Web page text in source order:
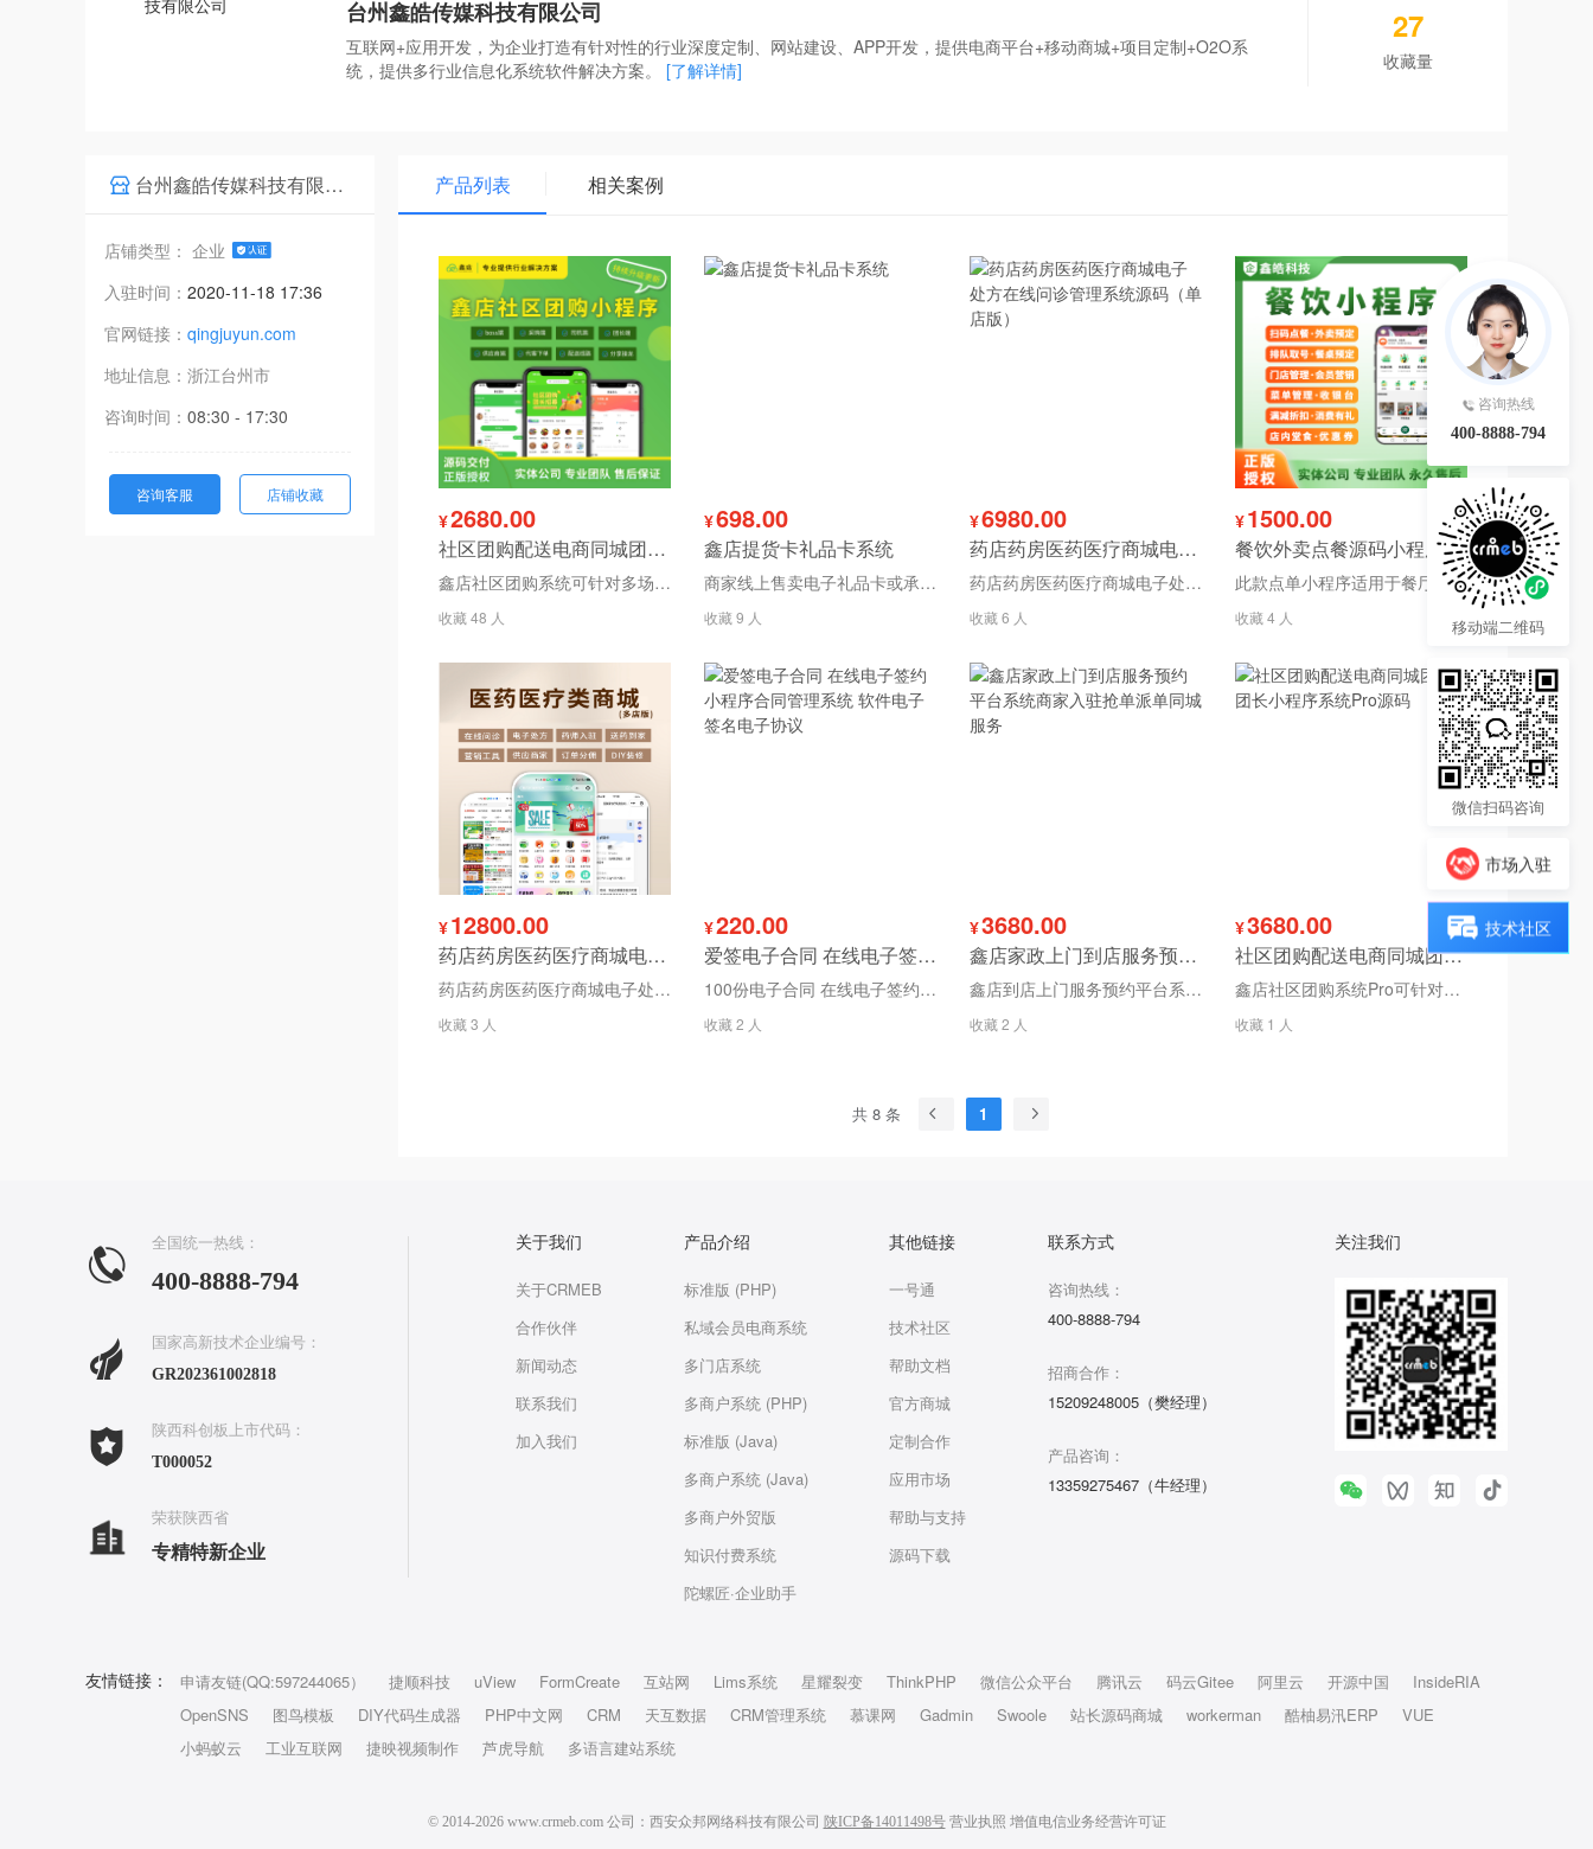
台州鑫皓传媒科技有限公司
互联网+应用开发，为企业打造有针对性的行业深度定制、网站建设、APP开发，提供电商平台+移动商城+项目定制+O2O系
统，提供多行业信息化系统软件解决方案。 [了解详情]
27
收藏量
台州鑫皓传媒科技有限公司
店铺类型： 企业
入驻时间： 2020-11-18 17:36
官网链接： qingjuyun.com
地址信息： 浙江台州市
咨询时间： 08:30 - 17:30
咨询客服 店铺收藏
产品列表 相关案例
¥2680.00
社区团购配送电商同城团购团长小程序系统源码
鑫店社区团购系统可针对多场景多领域定制开发适用社区团购各行业生鲜配送、食堂配送、农产品配送、果蔬采购平台，打造符合商家用户操作习惯与业务需求的社区团购系统
收藏 48 人
¥698.00
鑫店提货卡礼品卡系统
商家线上售卖电子礼品卡或承接批量定制实体礼品卡，用户购买后可自用可转赠送他人使用。
收藏 9 人
¥6980.00
药店药房医药医疗商城电子处方在线问诊管理系统源码（单店版）
药店药房医药医疗商城电子处方在线问诊管理系统是一种集成了电子处方、在线问诊、药品销售与管理等功能的综合性系统
收藏 6 人
¥1500.00
餐饮外卖点餐源码小程序扫码点餐会员收银自助下单奶茶咖啡点单
此款点单小程序适用于餐厅奶茶，饭店烧烤，甜品烘培等餐饮零售服务行业，提供外卖堂食，会员营销，厨打配送，财务收银，商品门店等功能应用模块。可提供私有化源码部署！
收藏 4 人
¥12800.00
药店药房医药医疗商城电子处方在线问诊管理系统源码（多店版）
药店药房医药医疗商城电子处方在线问诊管理系统是一种集成了电子处方、在线问诊、药品销售与管理等功能的综合性系统
收藏 3 人
¥220.00
爱签电子合同 在线电子签约小程序合同管理系统 软件电子签名电子协议
100份电子合同 在线电子签约小程序合同管理系统 软件电子签名电子协议
收藏 2 人
¥3680.00
鑫店家政上门到店服务预约平台系统商家入驻抢单派单同城服务
鑫店到店上门服务预约平台系统是一套基于互联网技术的数字化管理系统,旨在为消费者用户提供便捷的在线预约服务，同时帮助服务提供商(如家政、维修、美容等)高效管理订单、人员调度及服务流程。该系统通过整合线上预约、支付、评价等功能,实现服务供需双方的精准对接,提升用户体验和服务效率。
收藏 2 人
¥3680.00
社区团购配送电商同城团购团长小程序系统Pro源码
鑫店社区团购系统Pro可针对多场景多领域定制开发适用社区团购各行业生鲜配送、食堂配送、农产品配送、果蔬采购平台，打造符合商家用户操作习惯与业务需求的社区团购系统
收藏 1 人
共 8 条 1
咨询热线
400-8888-794
移动端二维码
微信扫码咨询
市场入驻
技术社区
全国统一热线：
400-8888-794
国家高新技术企业编号：
GR202361002818
陕西科创板上市代码：
T000052
荣获陕西省
专精特新企业
关于我们
关于CRMEB
合作伙伴
新闻动态
联系我们
加入我们
产品介绍
标准版 (PHP)
私域会员电商系统
多门店系统
多商户系统 (PHP)
标准版 (Java)
多商户系统 (Java)
多商户外贸版
知识付费系统
陀螺匠·企业助手
其他链接
一号通
技术社区
帮助文档
官方商城
定制合作
应用市场
帮助与支持
源码下载
联系方式
咨询热线：
400-8888-794
招商合作：
15209248005（樊经理）
产品咨询：
13359275467（牛经理）
关注我们
友情链接： 申请友链(QQ:597244065） 捷顺科技 uView FormCreate 互站网 Lims系统 星耀裂变 ThinkPHP 微信公众平台 腾讯云 码云Gitee 阿里云 开源中国
InsideRIA
OpenSNS
图鸟模板 DIY代码生成器 PHP中文网 CRM 天互数据 CRM管理系统 慕课网 Gadmin Swoole 站长源码商城 workerman 酷柚易汛ERP
VUE
小蚂蚁云
工业互联网 捷映视频制作 芦虎导航 多语言建站系统
© 2014-2026 www.crmeb.com 公司：西安众邦网络科技有限公司 陕ICP备14011498号 营业执照 增值电信业务经营许可证